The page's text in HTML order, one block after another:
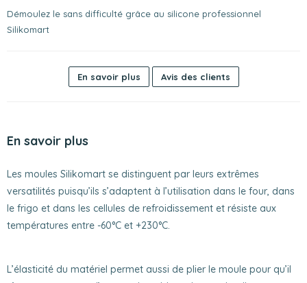
Démoulez le sans difficulté grâce au silicone professionnel
Silikomart
En savoir plus Avis des clients
En savoir plus
Les moules Silikomart se distinguent par leurs extrêmes
versatilités puisqu’ils s’adaptent à l’utilisation dans le four, dans
le frigo et dans les cellules de refroidissement et résiste aux
températures entre -60°C et +230°C.
L’élasticité du matériel permet aussi de plier le moule pour qu’il